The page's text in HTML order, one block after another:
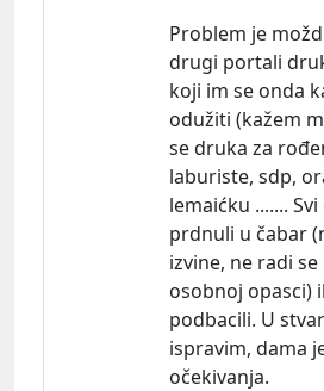
Problem je
drugi portali
koji im se onda
odužiti (kažem
se druka za
laburiste, sdp,
lemaićku .......
prdnuli u čabar
izvine, ne radi
osobnoj opasci)
podbacili. U
ispravim, dama
očekivanja.